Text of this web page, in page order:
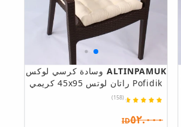
ALTINPAMUK وسادة كرسي لوكس
Pofidik راتان لوتس 45x95 كريمي
(158)
ID٥٢.٠٠٠